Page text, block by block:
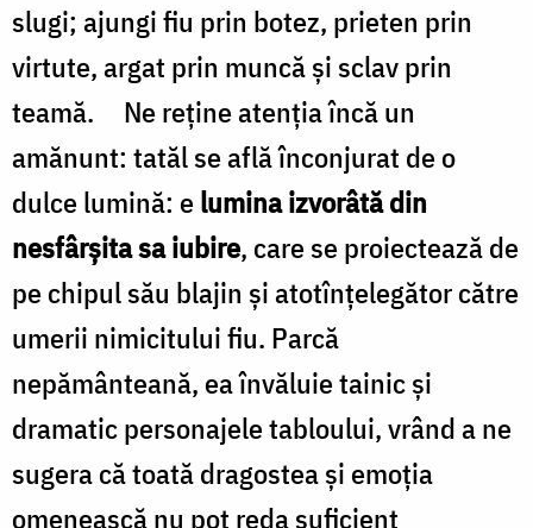
slugi; ajungi fiu prin botez, prieten prin
virtute, argat prin muncă și sclav prin
teamă. Ne reține atenția încă un
amănunt: tatăl se află înconjurat de o
dulce lumină: elumina izvorâtă din
nesfârșita sa iubire, care se proiectează de
pe chipul său blajin și atotînțelegător către
umerii nimicitului fiu. Parcă
nepământeană, ea învăluie tainic și
dramatic personajele tabloului, vrând a ne
sugera că toată dragostea și emoția
omenească nu pot reda suficient